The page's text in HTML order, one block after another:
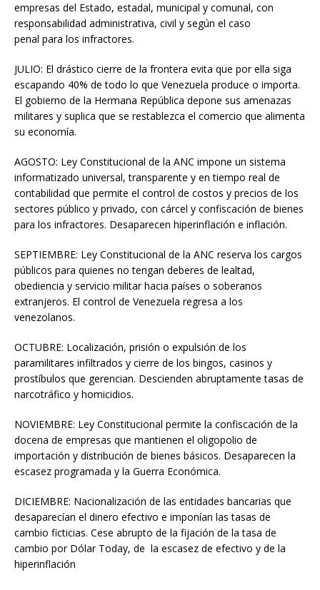
empresas del Estado, estadal, municipal y comunal, con
responsabilidad administrativa, civil y según el caso
penal para los infractores.
JULIO: El drástico cierre de la frontera evita que por ella siga
escapando 40% de todo lo que Venezuela produce o importa.
El gobierno de la Hermana República depone sus amenazas
militares y suplica que se restablezca el comercio que alimenta
su economía.
AGOSTO: Ley Constitucional de la ANC impone un sistema
informatizado universal, transparente y en tiempo real de
contabilidad que permite el control de costos y precios de los
sectores público y privado, con cárcel y confiscación de bienes
para los infractores. Desaparecen hiperinflación e inflación.
SEPTIEMBRE: Ley Constitucional de la ANC reserva los cargos
públicos para quienes no tengan deberes de lealtad,
obediencia y servicio militar hacia países o soberanos
extranjeros. El control de Venezuela regresa a los
venezolanos.
OCTUBRE: Localización, prisión o expulsión de los
paramilitares infiltrados y cierre de los bingos, casinos y
prostíbulos que gerencian. Descienden abruptamente tasas de
narcotráfico y homicidios.
NOVIEMBRE: Ley Constitucional permite la confiscación de la
docena de empresas que mantienen el oligopolio de
importación y distribución de bienes básicos. Desaparecen la
escasez programada y la Guerra Económica.
DICIEMBRE: Nacionalización de las entidades bancarias que
desaparecían el dinero efectivo e imponían las tasas de
cambio ficticias. Cese abrupto de la fijación de la tasa de
cambio por Dólar Today, de la escasez de efectivo y de la
hiperinflación